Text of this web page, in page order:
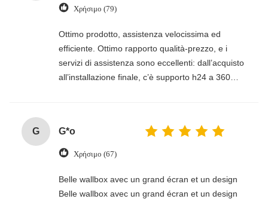
Χρήσιμο (79)
Ottimo prodotto, assistenza velocissima ed
efficiente. Ottimo rapporto qualità-prezzo, e i
servizi di assistenza sono eccellenti: dall’acquisto
all’installazione finale, c’è supporto h24 a 360
G G*o
Χρήσιμο (67)
Belle wallbox avec un grand écran et un design
Belle wallbox avec un grand écran et un design